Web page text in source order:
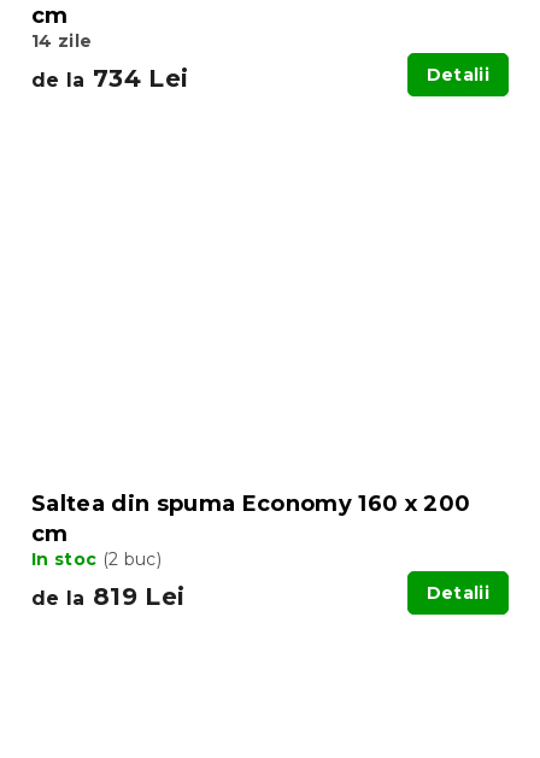
cm
14 zile
de la 734 Lei Detalii
Saltea din spuma Economy 160 x 200
cm
In stoc (2 buc)
de la 819 Lei Detalii